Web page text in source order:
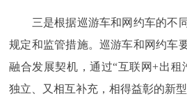
三是根据巡游车和网约车的不
规定和监管措施。巡游车和网约车
融合发展契机，通过“互联网+出租
独立、又相互补充，相得益彰的新型